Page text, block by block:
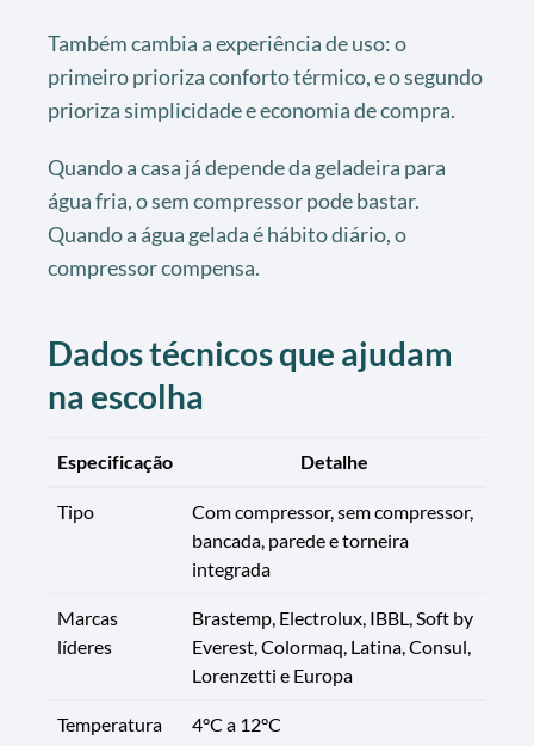
Também cambia a experiência de uso: o
primeiro prioriza conforto térmico, e o segundo
prioriza simplicidade e economia de compra.
Quando a casa já depende da geladeira para
água fria, o sem compressor pode bastar.
Quando a água gelada é hábito diário, o
compressor compensa.
Dados técnicos que ajudam
na escolha
Especificação Detalhe
Tipo
Com compressor, sem compressor,
bancada, parede e torneira
integrada
Marcas
líderes
Brastemp, Electrolux, IBBL, Soft by
Everest, Colormaq, Latina, Consul,
Lorenzetti e Europa
Temperatura
4°C a 12°C